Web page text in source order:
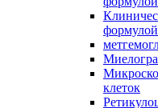
клеток